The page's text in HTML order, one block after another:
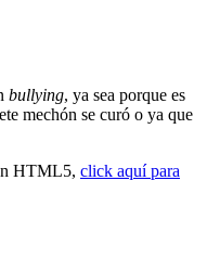
bullying, ya sea porque es
mechón se curó o ya que
HTML5, click aquí para